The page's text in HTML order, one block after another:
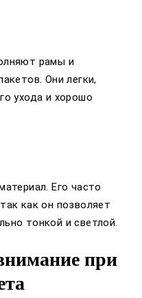
рамы и
Они легки,
ухода и хорошо
Его часто
как он позволяет
тонкой и светлой.
при